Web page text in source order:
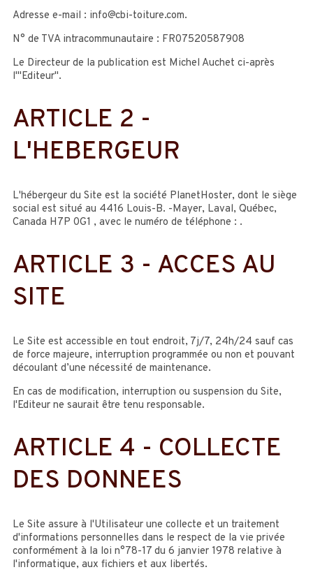
Adresse e-mail : info@cbi-toiture.com.
N° de TVA intracommunautaire : FR07520587908
Le Directeur de la publication est Michel Auchet ci-après
l'"Editeur".
ARTICLE 2 -
L'HEBERGEUR
L'hébergeur du Site est la société PlanetHoster, dont le siège
social est situé au 4416 Louis-B. -Mayer, Laval, Québec,
Canada H7P 0G1 , avec le numéro de téléphone : .
ARTICLE 3 - ACCES AU
SITE
Le Site est accessible en tout endroit, 7j/7, 24h/24 sauf cas
de force majeure, interruption programmée ou non et pouvant
découlant d’une nécessité de maintenance.
En cas de modification, interruption ou suspension du Site,
l'Editeur ne saurait être tenu responsable.
ARTICLE 4 - COLLECTE
DES DONNEES
Le Site assure à l'Utilisateur une collecte et un traitement
d'informations personnelles dans le respect de la vie privée
conformément à la loi n°78-17 du 6 janvier 1978 relative à
l'informatique, aux fichiers et aux libertés.